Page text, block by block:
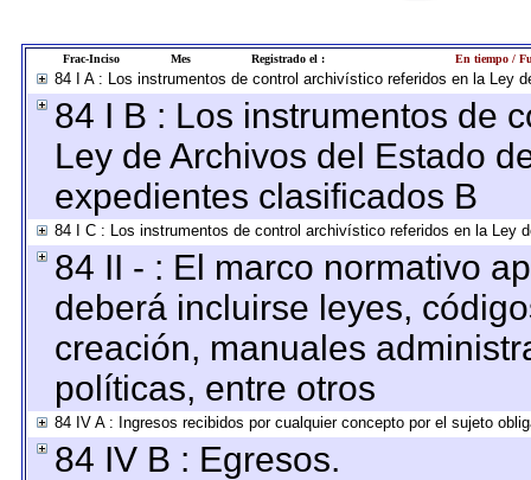
Frac-Inciso Mes Registrado el : En tiempo /
84 I A : Los instrumentos de control archivístico referidos en la Ley
84 I B : Los instrumentos de
Ley de Archivos del Estado
expedientes clasificados B
84 I C : Los instrumentos de control archivístico referidos en la Ley
84 II - : El marco normativo
deberá incluirse leyes,
creación, manuales
políticas, entre otros
84 IV A : Ingresos recibidos por cualquier concepto por el sujeto
84 IV B : Egresos.